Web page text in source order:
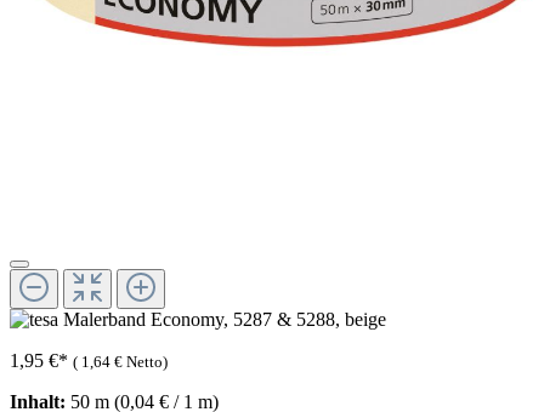
1,95 €* ( 1,64 € Netto)
Inhalt: 50 m (0,04 € / 1 m)